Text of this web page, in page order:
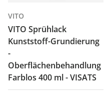
VITO
VITO Sprühlack
Kunststoff-Grundierung
-
Oberflächenbehandlung
Farblos 400 ml - VISATS